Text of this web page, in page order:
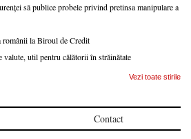
să publice probele privind pretinsa manipulare a
românii la Biroul de Credit
util pentru călătorii în străinătate
Vezi toate stirile
Contact